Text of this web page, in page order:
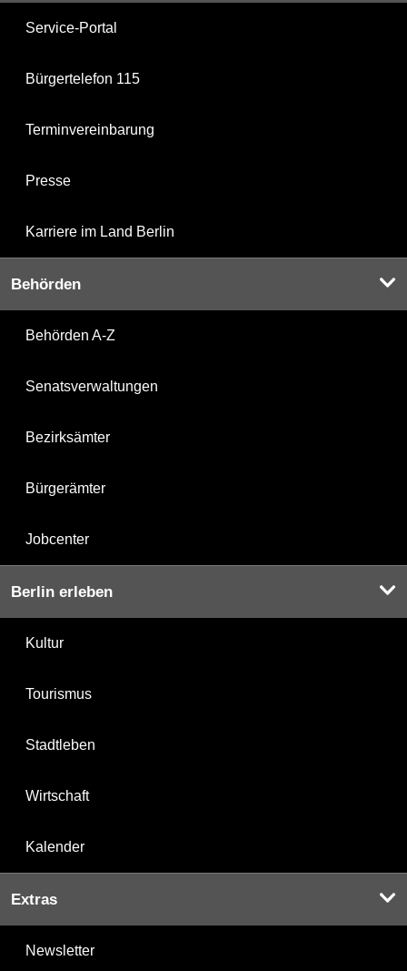
Service-Portal
Bürgertelefon 115
Terminvereinbarung
Presse
Karriere im Land Berlin
Behörden
Behörden A-Z
Senatsverwaltungen
Bezirksämter
Bürgerämter
Jobcenter
Berlin erleben
Kultur
Tourismus
Stadtleben
Wirtschaft
Kalender
Extras
Newsletter